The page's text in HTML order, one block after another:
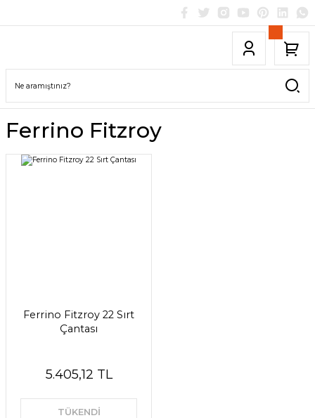
Ferrino Fitzroy
Ferrino Fitzroy 22 Sırt
Çantası
5.405,12 TL
TÜKENDİ